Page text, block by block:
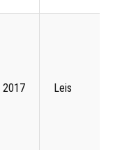
2017 Leis